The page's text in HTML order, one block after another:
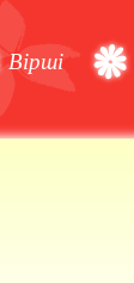
Вірші